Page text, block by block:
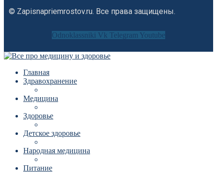
© Zapisnapriemrostov.ru. Все права защищены.
Odnoklassniki Vk Telegram Youtube
Главная
Здравохранение
Медицина
Здоровье
Детское здоровье
Народная медицина
Питание